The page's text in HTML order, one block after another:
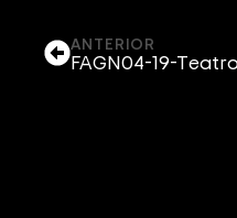
ANTERIOR
FAGN04-19-